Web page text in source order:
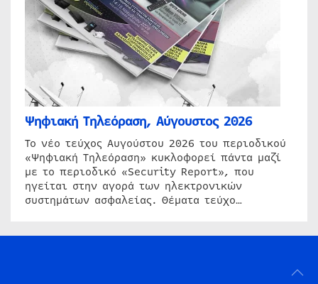
Ψηφιακή Τηλεόραση, Αύγουστος 2026
Το νέο τεύχος Αυγούστου 2026 του περιοδικού
«Ψηφιακή Τηλεόραση» κυκλοφορεί πάντα μαζί
με το περιοδικό «Security Report», που
ηγείται στην αγορά των ηλεκτρονικών
συστημάτων ασφαλείας. Θέματα τεύχο…